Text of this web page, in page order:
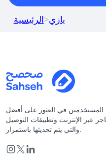
الرئيسية>يازي
في العثور على أفضل
عبر الإنترنت وتطبيقات التوصيل
والتي يتم تحديثها باستمرار.